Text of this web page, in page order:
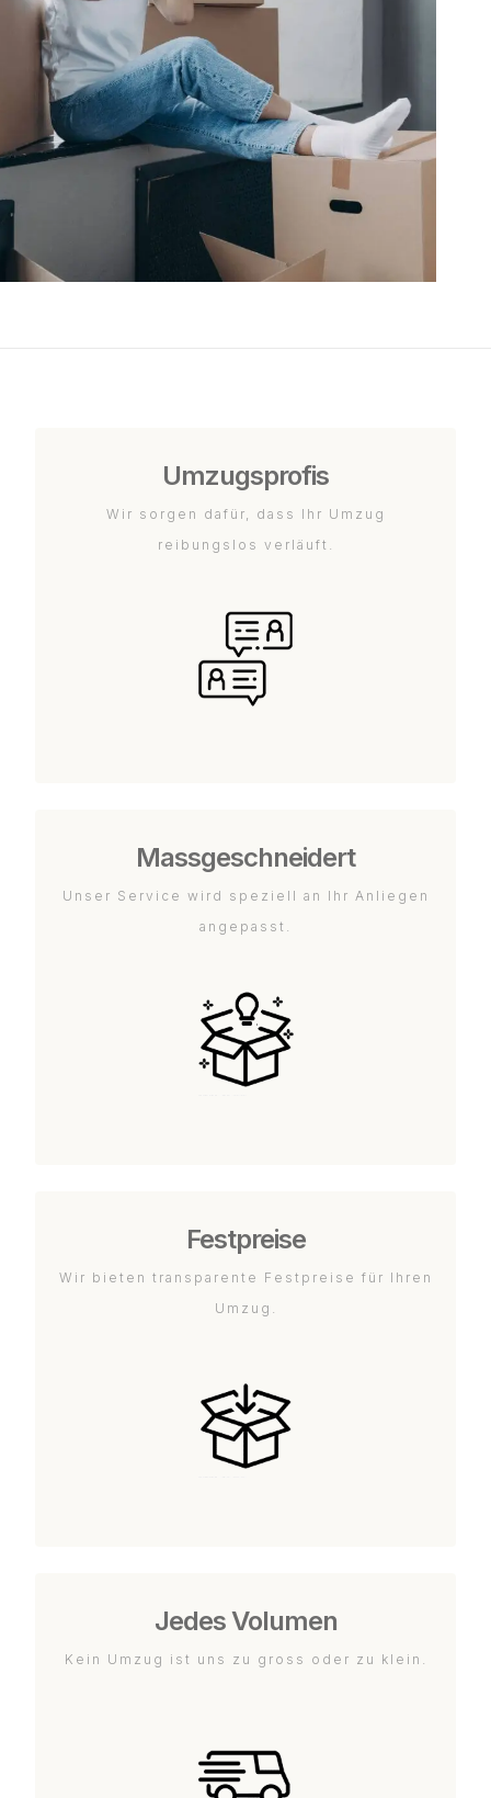
Umzugsprofis
Wir sorgen dafür, dass Ihr Umzug
reibungslos verläuft.
Massgeschneidert
Unser Service wird speziell an Ihr Anliegen
angepasst.
Festpreise
Wir bieten transparente Festpreise für Ihren
Umzug.
Jedes Volumen
Kein Umzug ist uns zu gross oder zu klein.